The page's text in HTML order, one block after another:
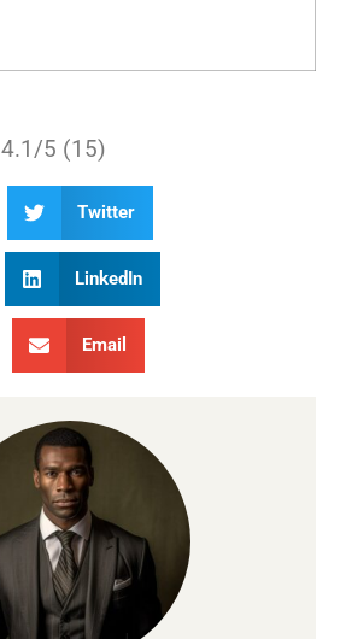
4.1/5 (15)
Twitter
LinkedIn
Email